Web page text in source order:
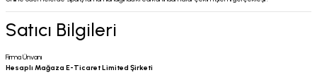
Satıcı Bilgileri
Firma Ünvanı
Hesaplı Mağaza E-Ticaret Limited Şirketi